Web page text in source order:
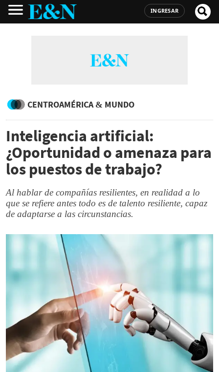
INGRESAR
CENTROAMÉRICA & MUNDO
Inteligencia artificial:
¿Oportunidad o amenaza para
los puestos de trabajo?
Al hablar de compañías resilientes, en realidad a lo
que se refiere antes todo es de talento resiliente, capaz
de adaptarse a las circunstancias.